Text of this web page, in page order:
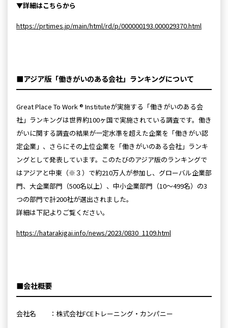
▼詳細はこちらから
https://prtimes.jp/main/html/rd/p/000000193.000029370.html
■アジア版「働きがいのある会社」ランキングについて
Great Place To Work ® Instituteが実施する「働きがいのある会
社」ランキングは世界約100ヶ国で実施されている調査です。働き
がいに関する調査の結果が一定水準を超えた企業を「働きがい認
定企業」、さらにその上位企業を「働きがいのある会社」ランキ
ングとして発表しています。このたびのアジア版のランキングで
はアジアと中東（※３）で約210万人が参加し、グローバル企業部
門、大企業部門（500名以上）、中小企業部門（10～499名）の3
つの部門で計200社が選出されました。
詳細は下記よりご覧ください。
https://hatarakigai.info/news/2023/0830_1109.html
■会社概要
会社名 ：株式会社FCEトレーニング・カンパニー